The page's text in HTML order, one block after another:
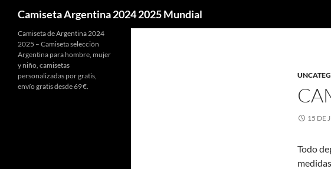
Camiseta Argentina 2024 2025 Mundial
15 DE
Todo
Camiseta de Argentina 2024
2025 – Camiseta selección
Argentina para hombre, mujer
y niño, camisetas
personalizadas por gratis,
envío gratis desde 69 €.